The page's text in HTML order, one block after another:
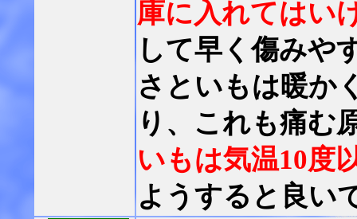
庫に入れてはい
して早く傷みや
さといもは暖か
り、これも痛む
いもは気温10度
ようすると良い